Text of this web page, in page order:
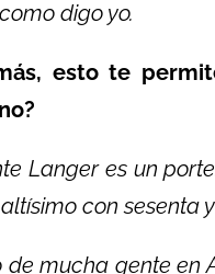
digo yo.
esto te
Langer es un
con sesenta
de mucha gente en